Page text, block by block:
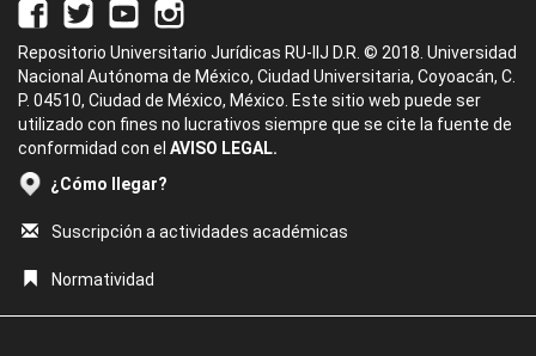
Repositorio Universitario Jurídicas RU-IIJ D.R. © 2018. Universidad
Nacional Autónoma de México, Ciudad Universitaria, Coyoacán, C.
P. 04510, Ciudad de México, México. Este sitio web puede ser
utilizado con fines no lucrativos siempre que se cite la fuente de
conformidad con el AVISO LEGAL.
¿Cómo llegar?
Suscripción a actividades académicas
Normatividad